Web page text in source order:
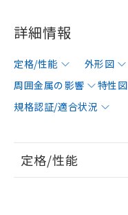
詳細情報
定格/性能 外形図
周囲金属の影響
特性図
規格認証/適合状況
定格/性能